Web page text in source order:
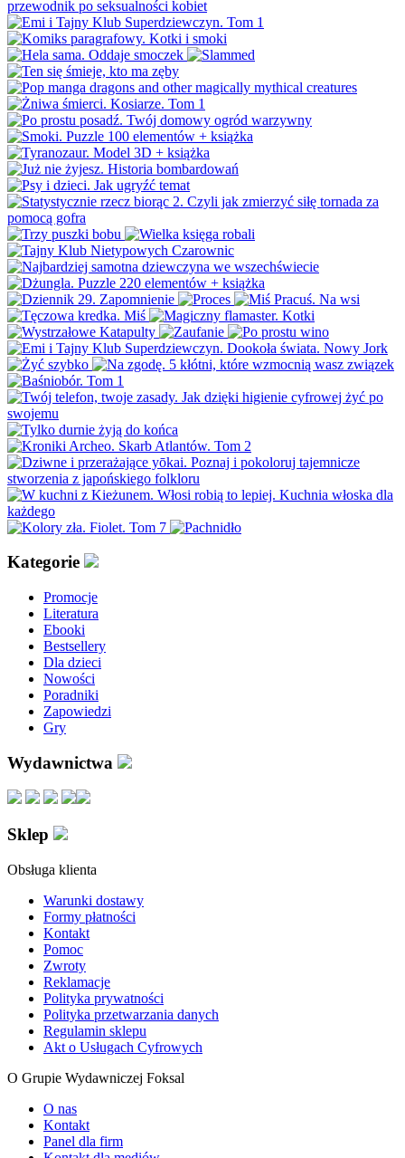
Kategorie
Promocje
Literatura
Ebooki
Bestsellery
Dla dzieci
Nowości
Poradniki
Zapowiedzi
Gry
Wydawnictwa
Sklep
Obsługa klienta
Warunki dostawy
Formy płatności
Kontakt
Pomoc
Zwroty
Reklamacje
Polityka prywatności
Polityka przetwarzania danych
Regulamin sklepu
Akt o Usługach Cyfrowych
O Grupie Wydawniczej Foksal
O nas
Kontakt
Panel dla firm